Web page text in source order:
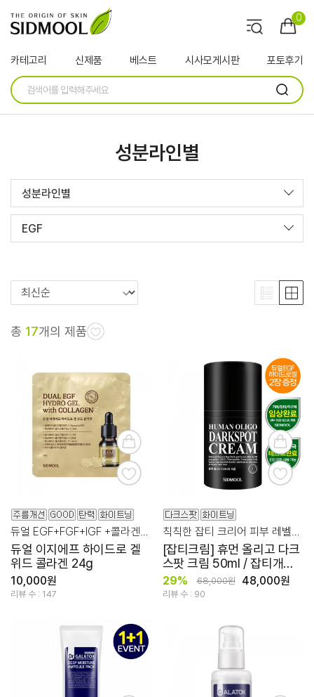
0
카테고리 신제품 베스트 시사모게시판 포토후기
성분라인별
성분라인별
EGF
총 17개의 제품
듀얼 이지에프 하이드로 겔
위드 콜라겐 24g
10,000원
리뷰 수 : 147
[잡티크림] 휴먼 올리고 다크
스팟 크림 50ml / 잡티개선
인증완료
29% 68,000원 48,000원
리뷰 수 : 90